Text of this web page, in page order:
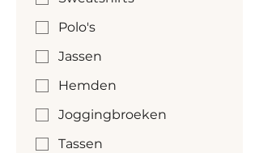
Polo's
Jassen
Hemden
Joggingbroeken
Tassen